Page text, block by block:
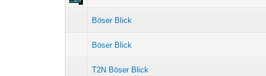
Böser Blick
Böser Blick
T2N Böser Blick